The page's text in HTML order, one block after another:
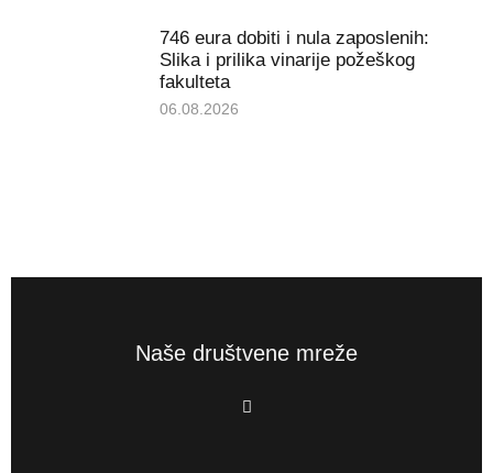
746 eura dobiti i nula zaposlenih:
Slika i prilika vinarije požeškog
fakulteta
06.08.2026
Naše društvene mreže
F
a